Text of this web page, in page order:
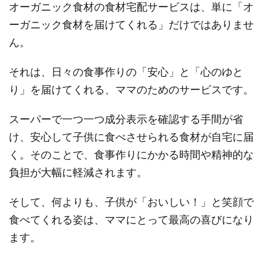
オーガニック食材の食材宅配サービスは、単に「オ
ーガニック食材を届けてくれる」だけではありませ
ん。
それは、日々の食事作りの「安心」と「心のゆと
り」を届けてくれる、ママのためのサービスです。
スーパーで一つ一つ成分表示を確認する手間が省
け、安心して子供に食べさせられる食材が自宅に届
く。そのことで、食事作りにかかる時間や精神的な
負担が大幅に軽減されます。
そして、何よりも、子供が「おいしい！」と笑顔で
食べてくれる姿は、ママにとって最高の喜びになり
ます。